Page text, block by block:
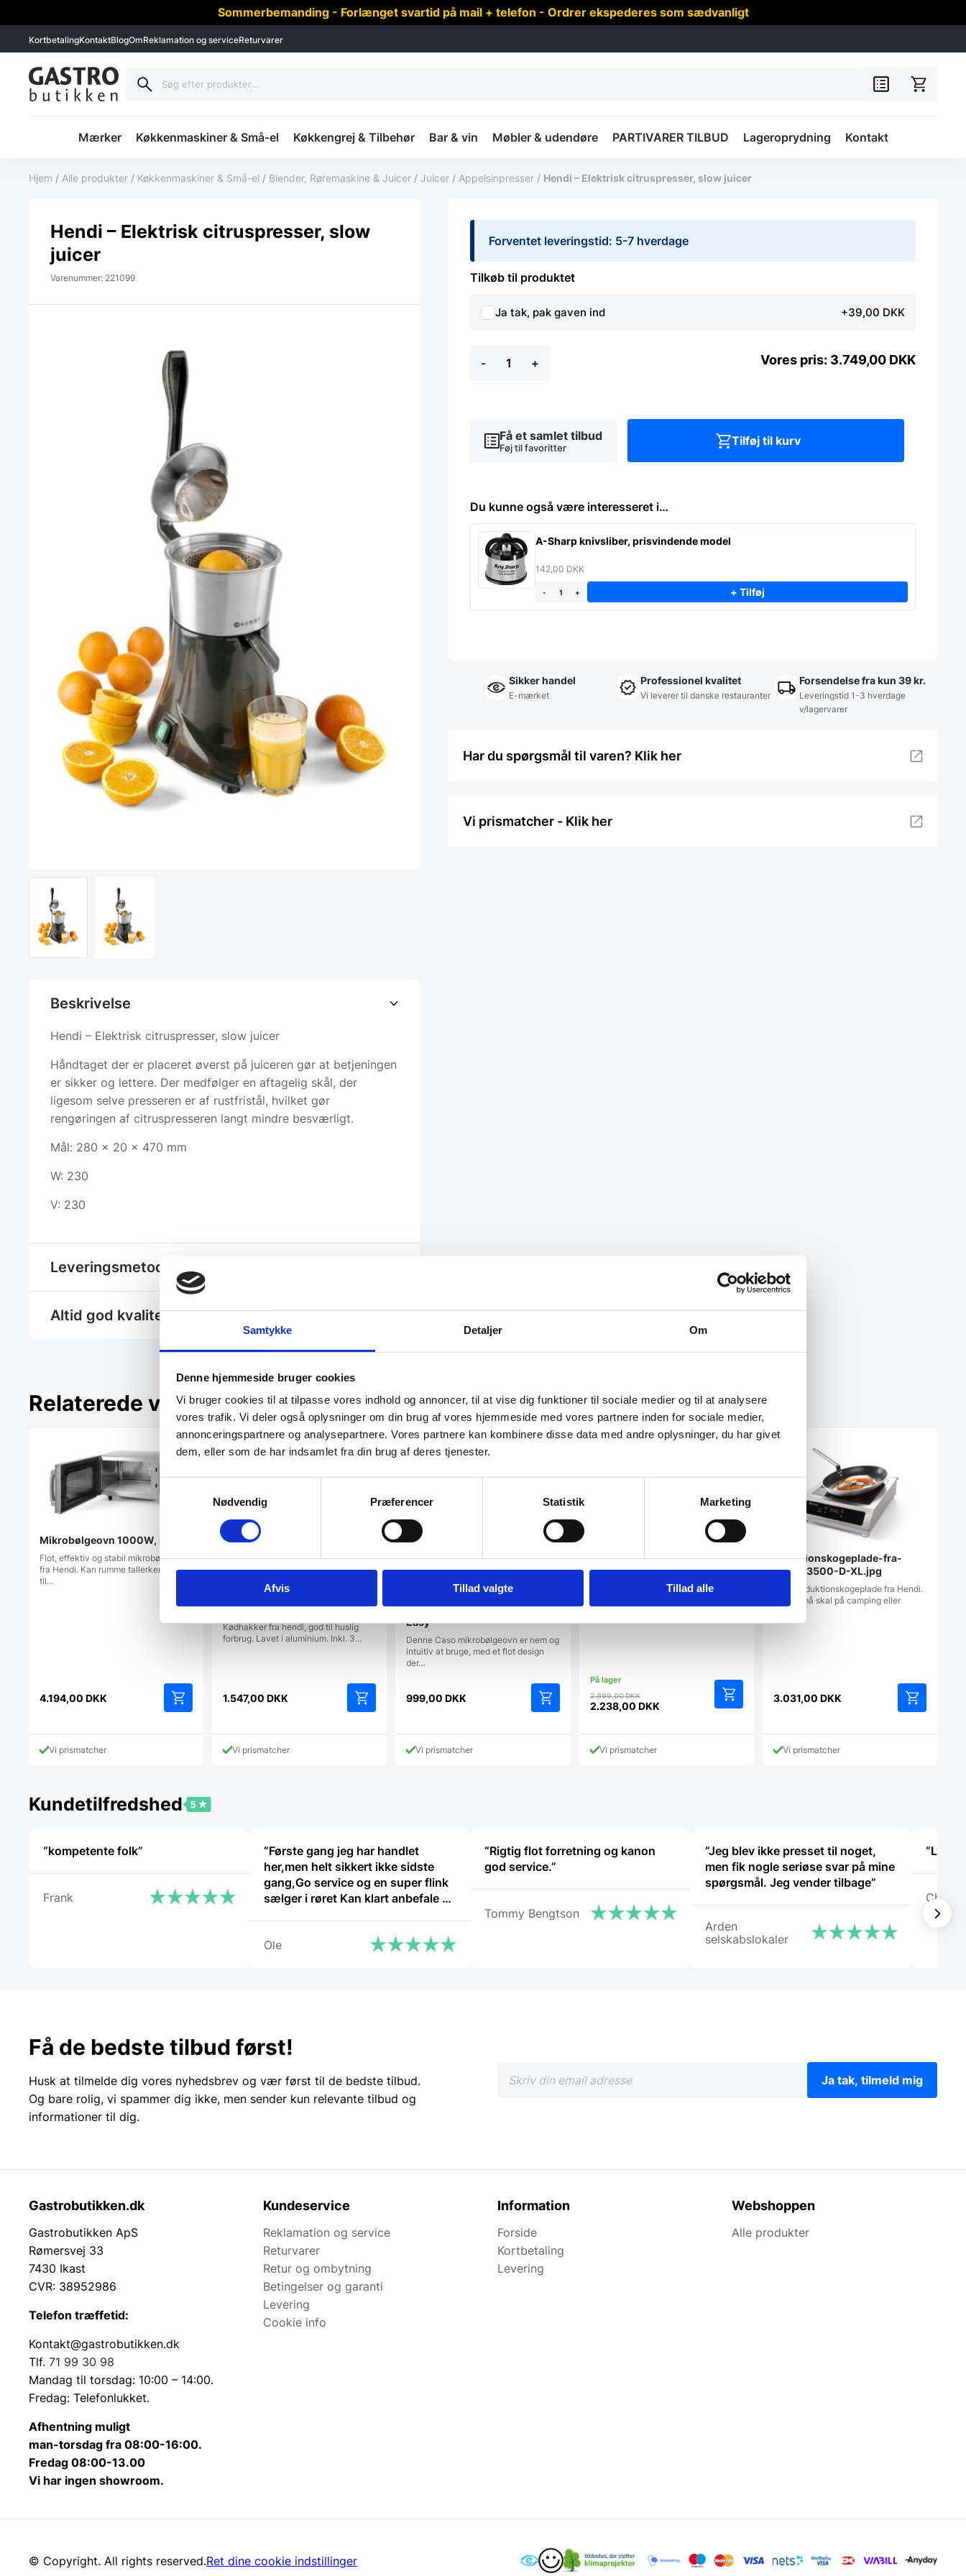
Samtykke Detaljer Om
Denne hjemmeside bruger cookies
Vi bruger cookies til at tilpasse vores indhold og annoncer, til at vise dig funktioner til sociale medier og til at analysere
vores trafik. Vi deler også oplysninger om din brug af vores hjemmeside med vores partnere inden for sociale medier,
annonceringspartnere og analysepartnere. Vores partnere kan kombinere disse data med andre oplysninger, du har givet
dem, eller som de har indsamlet fra din brug af deres tjenester.
Nødvendig
Præferencer Statistik Marketing
Afvis Tillad valgte Tillad alle
Sommerbemanding - Forlænget svartid på mail + telefon - Ordrer ekspederes som sædvanligt
KortbetalingKontaktBlogOmReklamation og serviceReturvarer
Mærker Køkkenmaskiner & Små-el Køkkengrej & Tilbehør Bar & vin Møbler & udendøre PARTIVARER TILBUD Lageroprydning Kontakt
Hjem / Alle produkter / Køkkenmaskiner & Små-el / Blender, Røremaskine & Juicer / Juicer / Appelsinpresser / Hendi – Elektrisk citruspresser, slow juicer
Hendi – Elektrisk citruspresser, slow
juicer
Varenummer: 221099
Beskrivelse
Hendi – Elektrisk citruspresser, slow juicer
Håndtaget der er placeret øverst på juiceren gør at betjeningen
er sikker og lettere. Der medfølger en aftagelig skål, der
ligesom selve presseren er af rustfristål, hvilket gør
rengøringen af citruspresseren langt mindre besværligt.
Mål: 280 x 20 x 470 mm
W: 230
V: 230
Leveringsmetode
Altid god kvalitet, se her hvorfor
Forventet leveringstid: 5-7 hverdage
Tilkøb til produktet
Ja tak, pak gaven ind +39,00 DKK
- + 3.749,00 DKK
Få et samlet tilbud
Føj til favoritter Tilføj til kurv
Du kunne også være interesseret i…
A-Sharp knivsliber, prisvindende model
142,00 DKK
- + + Tilføj
Sikker handel
E-mærket
Professionel kvalitet
Vi leverer til danske restauranter
Forsendelse fra kun 39 kr.
Leveringstid 1-3 hverdage
v/lagervarer
Har du spørgsmål til varen? Klik her
Vi prismatcher - Klik her
Relaterede varer
Mikrobølgeovn 1000W, Hendi
Flot, effektiv og stabil mikrobølgeovn
fra Hendi. Kan rumme tallerkener op
til…
4.194,00 DKK
Vi prismatcher
Hendi – Kødhakker 198
Kødhakker fra hendi, god til huslig
forbrug. Lavet i aluminium. Inkl. 3…
1.547,00DKK
Vi prismatcher
Caso Mikrobølgeovn M20
Easy
Denne Caso mikrobølgeovn er nem og
intuitiv at bruge, med et flot design
der…
999,00DKK
Vi prismatcher
Graef SEMI-PRO
pålægsmaskine 170 mm. – med
Lækker SEMI-PROFF pålægsmaskine
2.899,00DKKDen
oprindelige
var:
2.899,00 DKK.
2.238,00 DKK
aktuelle
pris
er:Vi prismatcher
Induktionskogeplade-fra-
hendi-3500-D-XL.jpg
Mobil Induktionskogeplade fra Hendi.
Om du må skal på camping eller
3.031,00 DKK
Vi prismatcher
Kundetilfredshed
“kompetente folk”
Frank
“Første gang jeg har handlet
her,men helt sikkert ikke sidste
gang,Go service og en super flink
sælger i røret Kan klart anbefale at
Ole
“Rigtig flot forretning og kanon
god service.”
Tommy Bengtson
“Jeg blev ikke presset til noget,
men fik nogle seriøse svar på mine
spørgsmål. Jeg vender tilbage”
Arden
selskabslokaler
Få de bedste tilbud først!
Husk at tilmelde dig vores nyhedsbrev og vær først til de bedste tilbud.
Og bare rolig, vi spammer dig ikke, men sender kun relevante tilbud og
informationer til dig.
Ja tak, tilmeld mig
Gastrobutikken.dk
Gastrobutikken ApS
Rømersvej 33
7430 Ikast
CVR: 38952986
Telefon træffetid:
Kontakt@gastrobutikken.dk
Tlf. 71 99 30 98
Mandag til torsdag: 10:00 – 14:00.
Fredag: Telefonlukket.
Afhentning muligt
man-torsdag fra 08:00-16:00.
Fredag 08:00-13.00
Vi har ingen showroom.
Kundeservice
Reklamation og service
Returvarer
Retur og ombytning
Betingelser og garanti
Levering
Cookie info
Information
Forside
Kortbetaling
Levering
Webshoppen
Alle produkter
© Copyright. All rights reserved.Ret dine cookie indstillinger